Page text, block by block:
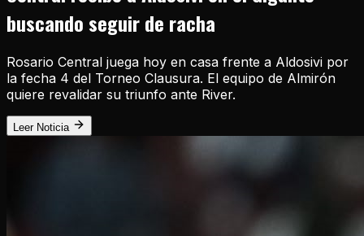
buscando seguir de racha
Rosario Central juega hoy en casa frente a Aldosivi por
la fecha 4 del Torneo Clausura. El equipo de Almirón
quiere revalidar su triunfo ante River.
Leer Noticia